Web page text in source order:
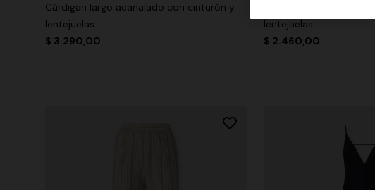
Cárdigan largo acanalado con cinturón y
lentejuelas
$ 3.290,00
lentejuelas
$ 2.460,00